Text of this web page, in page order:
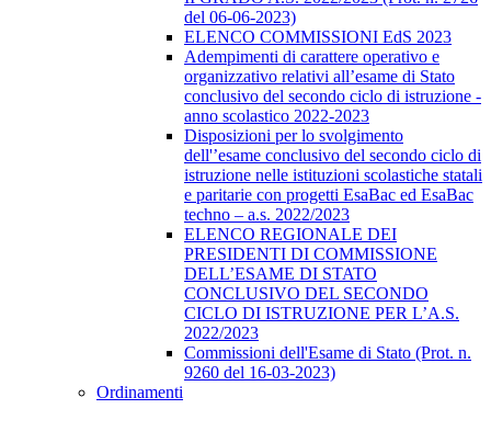
del 06-06-2023)
ELENCO COMMISSIONI EdS 2023
Adempimenti di carattere operativo e
organizzativo relativi all’esame di Stato
conclusivo del secondo ciclo di istruzione -
anno scolastico 2022-2023
Disposizioni per lo svolgimento
dell'’esame conclusivo del secondo ciclo di
istruzione nelle istituzioni scolastiche statali
e paritarie con progetti EsaBac ed EsaBac
techno – a.s. 2022/2023
ELENCO REGIONALE DEI
PRESIDENTI DI COMMISSIONE
DELL’ESAME DI STATO
CONCLUSIVO DEL SECONDO
CICLO DI ISTRUZIONE PER L’A.S.
2022/2023
Commissioni dell'Esame di Stato (Prot. n.
9260 del 16-03-2023)
Ordinamenti